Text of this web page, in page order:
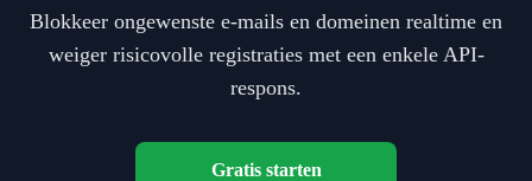
Blokkeer ongewenste e-mails en domeinen realtime en
weiger risicovolle registraties met een enkele API-
respons.
Gratis starten